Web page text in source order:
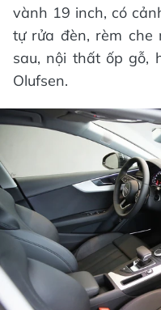
vành 19 inch, có
tự rửa đèn, rèm che
sau, nội thất ốp gỗ,
Olufsen.